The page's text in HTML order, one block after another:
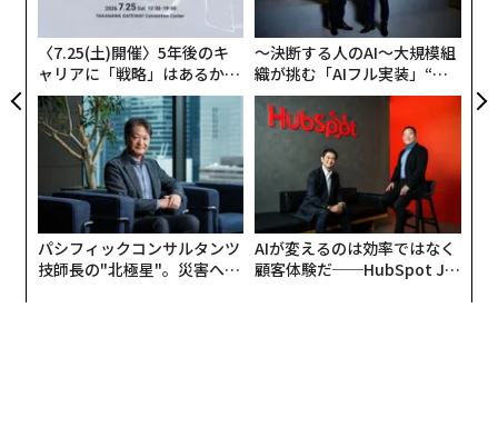
〈7.25(土)開催〉5年後のキ
ャリアに「戦略」はあるか。
トップエグゼクティブのキャ
リアに触れる1日│CAREER S
UMMIT 2026
〜決断する人のAI〜大規模組
織が挑む「AIフル実装」“使
う”企業から“動く”企業へ【N
TTドコモビジネス×PwC】
パシフィックコンサルタンツ
技師長の"北極星"。災害への
AIが変えるのは効率ではなく
顧客体験だ──HubSpot Ja